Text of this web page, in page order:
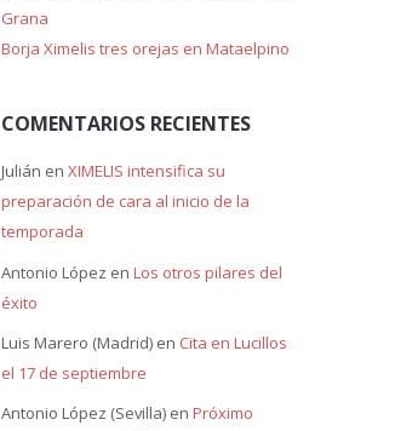
Grana
Borja Ximelis tres orejas en Mataelpino
COMENTARIOS RECIENTES
Julián en XIMELIS intensifica su
preparación de cara al inicio de la
temporada
Antonio López en Los otros pilares del
éxito
Luis Marero (Madrid)en Cita en Lucillos
el 17 de septiembre
Antonio López (Sevilla)en Próximo